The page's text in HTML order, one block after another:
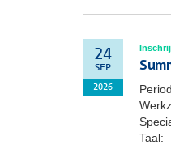
24
SEP
2026
Taal: